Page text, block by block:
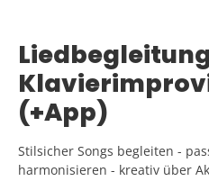
(+App)
Stilsicher Songs begleiten -
harmonisieren - kreativ über